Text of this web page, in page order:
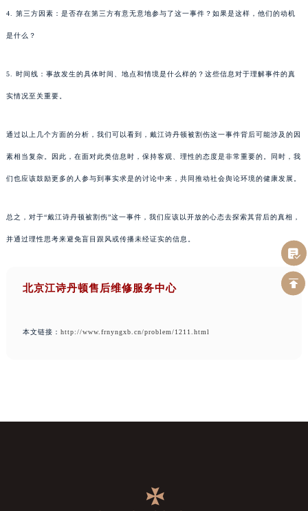
4. 第三方因素：是否存在第三方有意无意地参与了这一事件？如果是这样，他们的动机
是什么？
5. 时间线：事故发生的具体时间、地点和情境是什么样的？这些信息对于理解事件的真
实情况至关重要。
通过以上几个方面的分析，我们可以看到，戴江诗丹顿被割伤这一事件背后可能涉及的因
素相当复杂。因此，在面对此类信息时，保持客观、理性的态度是非常重要的。同时，我
们也应该鼓励更多的人参与到事实求是的讨论中来，共同推动社会舆论环境的健康发展。
总之，对于“戴江诗丹顿被割伤”这一事件，我们应该以开放的心态去探索其背后的真相，
并通过理性思考来避免盲目跟风或传播未经证实的信息。
北京江诗丹顿售后维修服务中心
本文链接： http://www.frnyngxb.cn/problem/1211.html